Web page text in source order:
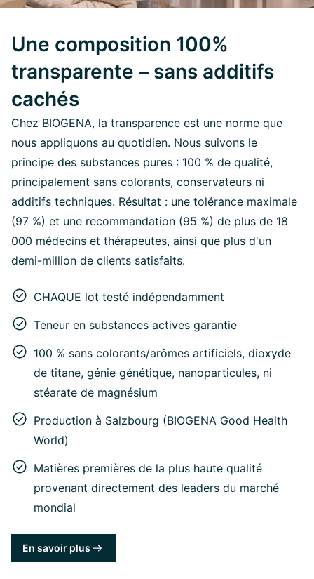
Une composition 100%
transparente – sans additifs
cachés
Chez BIOGENA, la transparence est une norme que
nous appliquons au quotidien. Nous suivons le
principe des substances pures : 100 % de qualité,
principalement sans colorants, conservateurs ni
additifs techniques. Résultat : une tolérance maximale
(97 %) et une recommandation (95 %) de plus de 18
000 médecins et thérapeutes, ainsi que plus d'un
demi-million de clients satisfaits.
CHAQUE lot testé indépendamment
Teneur en substances actives garantie
100 % sans colorants/arômes artificiels, dioxyde
de titane, génie génétique, nanoparticules, ni
stéarate de magnésium
Production à Salzbourg (BIOGENA Good Health
World)
Matières premières de la plus haute qualité
provenant directement des leaders du marché
mondial
En savoir plus